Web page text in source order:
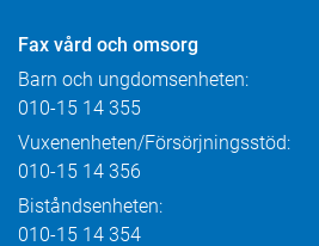
Fax vård och omsorg
Barn och ungdomsenheten:
010-15 14 355
Vuxenenheten/Försörjningsstöd:
010-15 14 356
Biståndsenheten:
010-15 14 354